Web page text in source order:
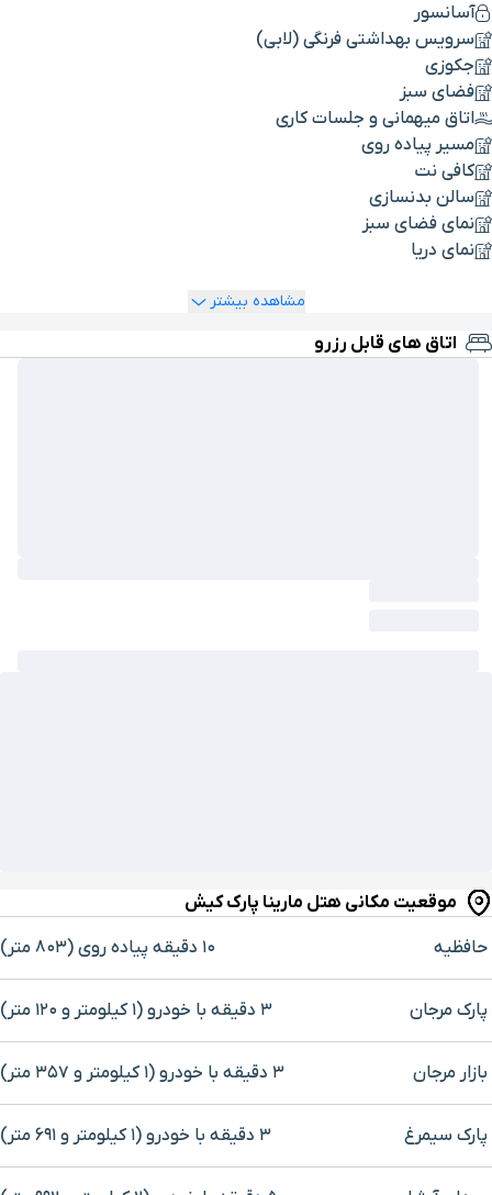
آسانسور
سرویس بهداشتی فرنگی (لابی)
جکوزی
فضای سبز
اتاق میهمانی و جلسات کاری
مسیر پیاده روی
کافی نت
سالن بدنسازی
نمای فضای سبز
نمای دریا
مشاهده بیشتر
اتاق های قابل رزرو
موقعیت مکانی هتل مارینا پارک کیش
حافظیه ۱۰ دقیقه پیاده ‌روی (۸۰۳ متر)
پارک مرجان ۳ دقیقه با خودرو (۱ کیلومتر و ۱۲۰ متر)
بازار مرجان ۳ دقیقه با خودرو (۱ کیلومتر و ۳۵۷ متر)
پارک سیمرغ ۳ دقیقه با خودرو (۱ کیلومتر و ۶۹۱ متر)